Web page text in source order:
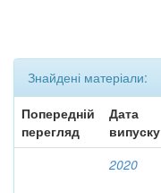
Знайдені матеріали:
Попередній
перегляд
Дата
випуску
2020